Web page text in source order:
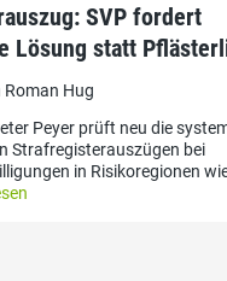
SVP fordert
Lösung statt
Hug
Peyer prüft neu die
Strafregisterauszügen bei
in Risikoregionen